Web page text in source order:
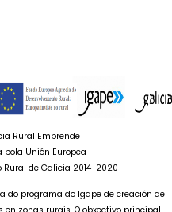
Rural Emprende
Unión Europea
Rural de Galicia 2014-2020
do programa do Igape de creación de